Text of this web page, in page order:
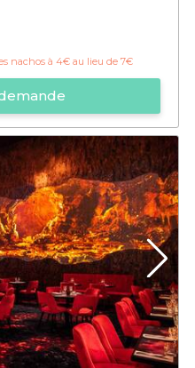
nachos à 4€ au lieu de 7€